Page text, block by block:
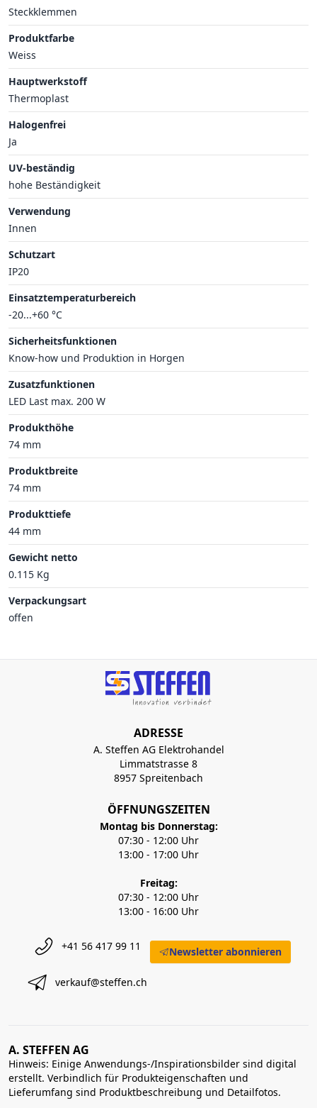
Steckklemmen
Produktfarbe
Weiss
Hauptwerkstoff
Thermoplast
Halogenfrei
Ja
UV-beständig
hohe Beständigkeit
Verwendung
Innen
Schutzart
IP20
Einsatztemperaturbereich
-20...+60 °C
Sicherheitsfunktionen
Know-how und Produktion in Horgen
Zusatzfunktionen
LED Last max. 200 W
Produkthöhe
74 mm
Produktbreite
74 mm
Produkttiefe
44 mm
Gewicht netto
0.115 Kg
Verpackungsart
offen
ADRESSE
A. Steffen AG Elektrohandel
Limmatstrasse 8
8957 Spreitenbach
ÖFFNUNGSZEITEN
Montag bis Donnerstag:
07:30 - 12:00 Uhr
13:00 - 17:00 Uhr
Freitag:
07:30 - 12:00 Uhr
13:00 - 16:00 Uhr
+41 56 417 99 11
verkauf@steffen.ch
Newsletter abonnieren
A. STEFFEN AG
Hinweis: Einige Anwendungs-/Inspirationsbilder sind digital
erstellt. Verbindlich für Produkteigenschaften und
Lieferumfang sind Produktbeschreibung und Detailfotos.